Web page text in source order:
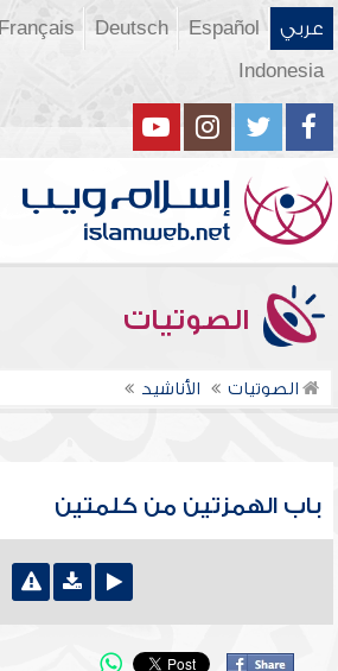
عربي Español
Deutsch
Français
Indonesia
الصوتيات
الصوتيات الأناشيد
باب الهمزتين من كلمتين